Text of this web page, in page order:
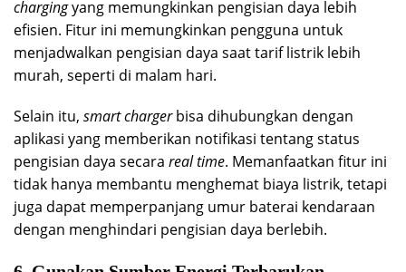
chargingyang memungkinkan pengisian daya lebih
efisien. Fitur ini memungkinkan pengguna untuk
menjadwalkan pengisian daya saat tarif listrik lebih
murah, seperti di malam hari.
Selain itu, smart chargerbisa dihubungkan dengan
aplikasi yang memberikan notifikasi tentang status
pengisian daya secara real time. Memanfaatkan fitur ini
tidak hanya membantu menghemat biaya listrik, tetapi
juga dapat memperpanjang umur baterai kendaraan
dengan menghindari pengisian daya berlebih.